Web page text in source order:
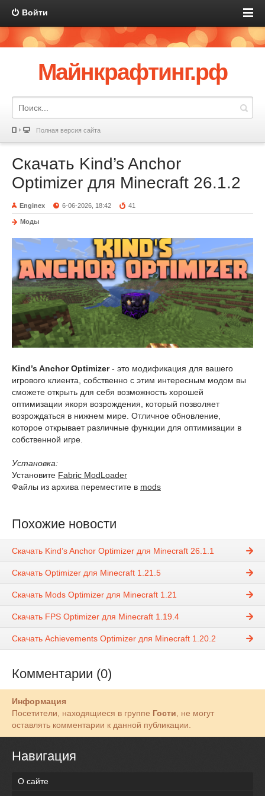
Войти
Майнкрафтинг.рф
Полная версия сайта
Скачать Kind’s Anchor
Optimizer для Minecraft 26.1.2
Enginex 6-06-2026, 18:42 41
Моды
Kind’s Anchor Optimizer- это модификация для вашего
игрового клиента, собственно с этим интересным модом вы
сможете открыть для себя возможность хорошей
оптимизации якоря возрождения, который позволяет
возрождаться в нижнем мире. Отличное обновление,
которое открывает различные функции для оптимизации в
собственной игре.
Установка:
Установите Fabric ModLoader
Файлы из архива переместите в mods
Похожие новости
Скачать Kind’s Anchor Optimizer для Minecraft 26.1.1
Скачать Optimizer для Minecraft 1.21.5
Скачать Mods Optimizer для Minecraft 1.21
Скачать FPS Optimizer для Minecraft 1.19.4
Скачать Achievements Optimizer для Minecraft 1.20.2
Комментарии (0)
Информация
Посетители, находящиеся в группе Гости, не могут
оставлять комментарии к данной публикации.
Навигация
О сайте